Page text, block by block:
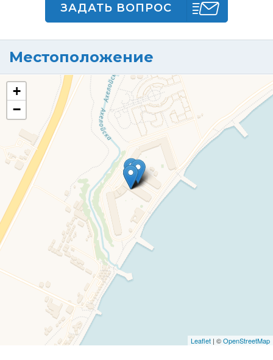
ЗАДАТЬ ВОПРОС
Местоположение
+
−
Leaflet | ©OpenStreetMap